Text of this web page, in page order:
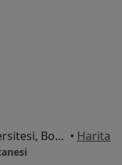
Kazımdirik Mah. No 9 Ege Üniversitesi, Bornova • Harita